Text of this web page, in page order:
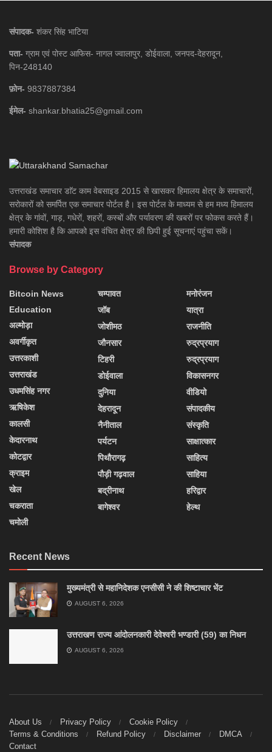
संपादक- शंकर सिंह भाटिया
पता- ग्राम एवं पोस्ट आफिस- नागल ज्वालापुर, डोईवाला, जनपद-देहरादून,
पिन-248140
फ़ोन- 9837887384
ईमेल- shankar.bhatia25@gmail.com
उत्तराखंड समाचार डाॅट काम वेबसाइड 2015 से खासकर हिमालय क्षेत्र के समाचारों,
सरोकारों को समर्पित एक समाचार पोर्टल है। इस पोर्टल के माध्यम से हम मध्य हिमालय
क्षेत्र के गांवों, गाड़, गधेरों, शहरों, कस्बों और पर्यावरण की खबरों पर फोकस करते हैं।
हमारी कोशिश है कि आपको इस वंचित क्षेत्र की छिपी हुई सूचनाएं पहुंचा सकें।
संपादक
Browse by Category
Bitcoin News
Education
अल्मोड़ा
अवर्गीकृत
उत्तरकाशी
उत्तराखंड
उधमसिंह नगर
ऋषिकेश
कालसी
केदारनाथ
कोटद्वार
क्राइम
खेल
चकराता
चमोली
चम्पावत
जॉब
जोशीमठ
जौनसार
टिहरी
डोईवाला
दुनिया
देहरादून
नैनीताल
पर्यटन
पिथौरागढ़
पौड़ी गढ़वाल
बद्रीनाथ
बागेश्वर
मनोरंजन
यात्रा
राजनीति
रुद्रप्रयाग
रुद्रप्रयाग
विकासनगर
वीडियो
संपादकीय
संस्कृति
साक्षात्कार
साहित्य
साहिया
हरिद्वार
हेल्थ
Recent News
मुख्यमंत्री से महानिदेशक एनसीसी ने की शिष्टाचार भेंट
AUGUST 6, 2026
उत्तराखण राज्य आंदोलनकारी देवेश्वरी भण्डारी (59) का निधन
AUGUST 6, 2026
About Us Privacy Policy
Cookie Policy
Terms & Conditions
Refund Policy Disclaimer
DMCA
Contact